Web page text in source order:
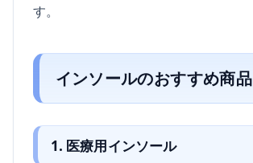
す。
インソールのおすすめ商品
1. 医療用インソール